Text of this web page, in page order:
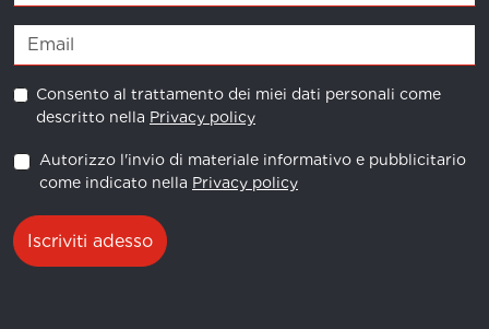
Consento al trattamento dei miei dati personali come
descritto nella Privacy policy
Autorizzo l'invio di materiale informativo e pubblicitario
come indicato nella Privacy policy
Iscriviti adesso